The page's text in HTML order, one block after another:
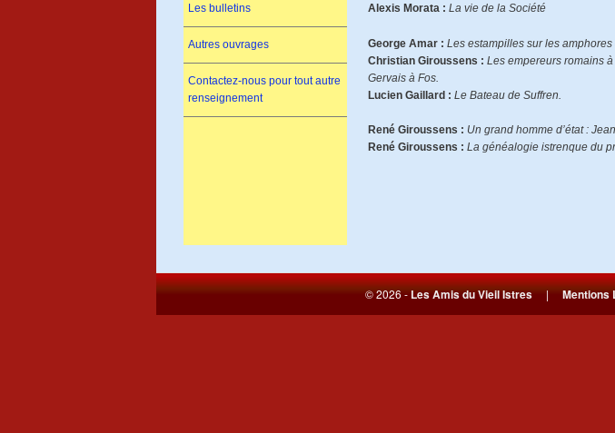
Les bulletins
Autres ouvrages
Contactez-nous pour tout autre
renseignement
Alexis Morata : La vie de la Société
George Amar : Les estampilles sur les amphores
Christian Giroussens : Les empereurs romains
Gervais à Fos.
Lucien Gaillard : Le Bateau de Suffren.
René Giroussens : Un grand homme d’état :
René Giroussens : La généalogie istrenque du
© 2026 - Les Amis du Vieil Istres | Mentions